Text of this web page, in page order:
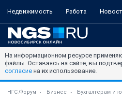
Недвижимость Работа
На информационном ресурсе
файлы. Оставаясь на сайте, вы
согласие на их использование.
НГС.Форум Бизнес Бухгалтерам и